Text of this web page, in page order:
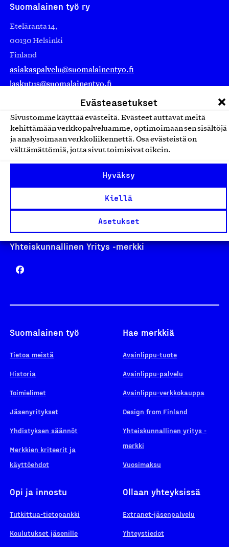
Evästeasetukset
Sivustomme käyttää evästeitä. Evästeet auttavat meitä
kehittämään verkkopalveluamme, optimoimaan sen sisältöjä
ja analysoimaan verkkoliikennettä. Osa evästeistä on
välttämättömiä, jotta sivut toimisivat oikein.
Hyväksy
Kiellä
Asetukset
Suomalainen työ ry
Eteläranta 14,
00130 Helsinki
Finland
asiakaspalvelu@suomalainentyo.fi
laskutus@suomalainentyo.fi
Avainlippu
Yhteiskunnallinen Yritys -merkki
Suomalainen työ
Tietoa meistä
Historia
Toimielimet
Jäsenyritykset
Yhdistyksen säännöt
Merkkien kriteerit ja
käyttöehdot
Hae merkkiä
Avainlippu-tuote
Avainlippu-palvelu
Avainlippu-verkkokauppa
Design from Finland
Yhteiskunnallinen yritys -
merkki
Vuosimaksu
Opi ja innostu
Tutkittua-tietopankki
Koulutukset jäsenille
Ollaan yhteyksissä
Extranet-jäsenpalvelu
Yhteystiedot